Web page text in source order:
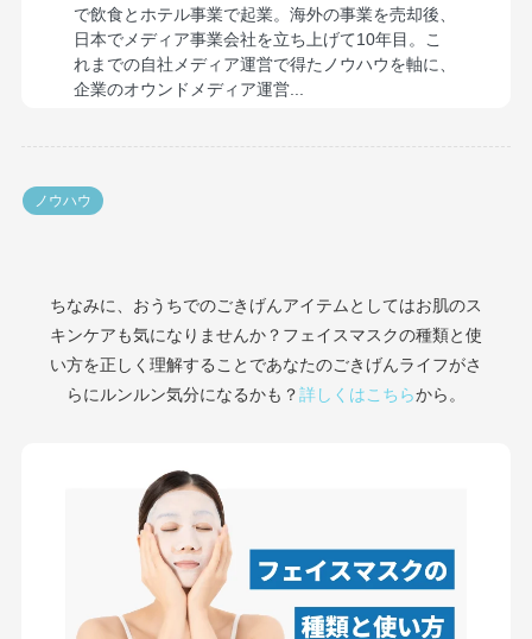
で飲食とホテル事業で起業。海外の事業を売却後、
日本でメディア事業会社を立ち上げて10年目。こ
れまでの自社メディア運営で得たノウハウを軸に、
企業のオウンドメディア運営...
ノウハウ
ちなみに、おうちでのごきげんアイテムとしてはお肌のス
キンケアも気になりませんか？フェイスマスクの種類と使
い方を正しく理解することであなたのごきげんライフがさ
らにルンルン気分になるかも？詳しくはこちらから。